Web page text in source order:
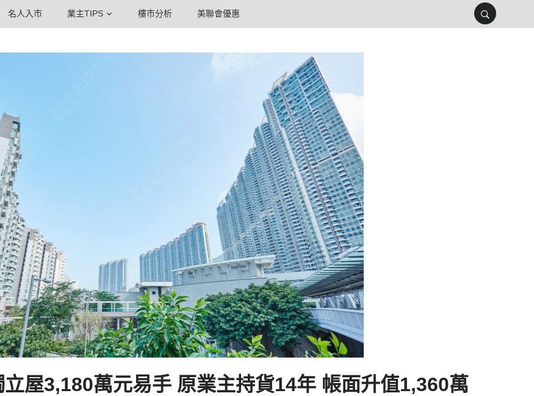
名人入市 業主TIPS 樓市分析 美聯會優惠
屋3,180萬元易手 原業主持貨14年 帳面升值1,360萬